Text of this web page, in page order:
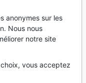
anonymes sur les
Nous nous
notre site
vous acceptez